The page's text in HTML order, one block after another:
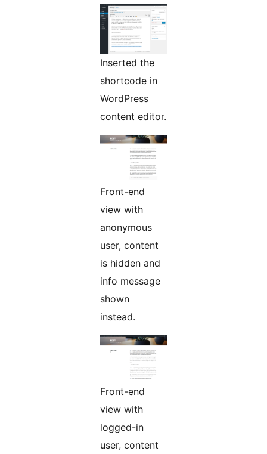
Inserted the
shortcode in
WordPress
content editor.
Front-end
view with
anonymous
user, content
is hidden and
info message
shown
instead.
Front-end
view with
logged-in
user, content